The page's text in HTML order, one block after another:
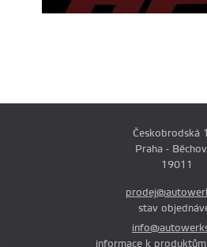
Českobrodská
Praha -
19011
stav
informace k